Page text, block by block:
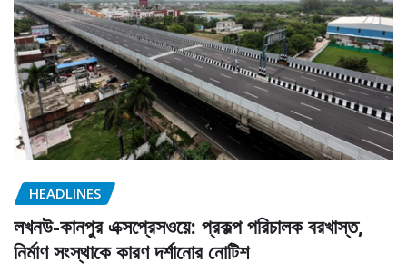
HEADLINES
লখনউ-কানপুর এক্সপ্রেসওয়ে: প্রকল্প পরিচালক বরখাস্ত,
নির্মাণ সংস্থাকে কারণ দর্শানোর নোটিশ